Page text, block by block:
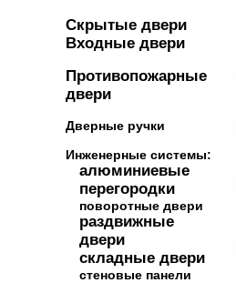
Скрытые двери
Входные двери
Противопожарные
двери
Дверные ручки
Инженерные системы:
алюминиевые
перегородки
поворотные двери
раздвижные
двери
складные двери
стеновые панели